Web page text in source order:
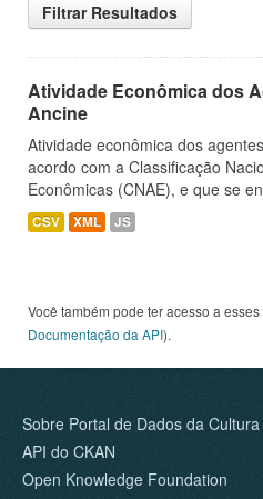
Filtrar Resultados
Atividade Econômica dos
Ancine
Atividade econômica dos
acordo com a Classificação
Econômicas (CNAE), e que se
CSV XML JS
Você também pode ter acesso a
Documentação da API).
Sobre Portal de Dados da Cultura
API do CKAN
Open Knowledge Foundation